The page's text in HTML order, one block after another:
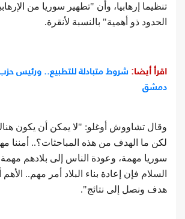
تنظيما إرهابيا، وأن "تطهير سوريا من
الحدود ذو أهمية" بالنسبة لأنقرة.
اقرأ أيضا: شروط متبادلة للتطبيع.. ورئيس
دمشق
وقال تشاووش أوغلو: "لا يمكن أن يكون
لكن ما الهدف من هذه المباحثات؟.. أمننا
سوريا مهمة، وعودة الناس إلى بلادهم
السلام فإن إعادة بناء البلاد أمر مهم..
هدف ونصل إلى نتائج".